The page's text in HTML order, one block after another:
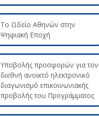
Το Ωδείο Αθηνών στην
Ψηφιακή Εποχή
Υποβολής προσφορών για τον
διεθνή ανοικτό ηλεκτρονικό
διαγωνισμό επικοινωνιακής
προβολής του Προγράμματος